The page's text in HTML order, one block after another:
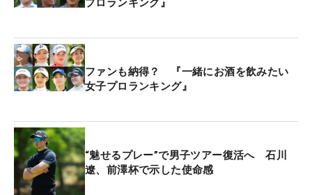
ファンも納得？ 『一緒にお酒を飲みたい
女子プロランキング』
“魅せるプレー”で男子ツアー復活へ 石川
遼、前澤杯で示した使命感